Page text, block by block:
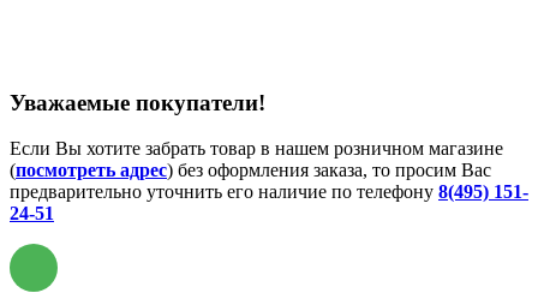
Уважаемые покупатели!
Если Вы хотите забрать товар в нашем розничном магазине
(посмотреть адрес) без оформления заказа, то просим Вас
предварительно уточнить его наличие по телефону 8(495) 151-
24-51